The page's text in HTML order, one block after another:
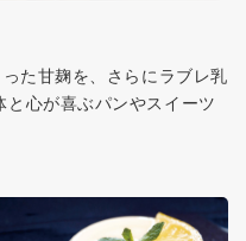
た甘麹を、さらにラブレ乳
心が喜ぶパンやスイーツ